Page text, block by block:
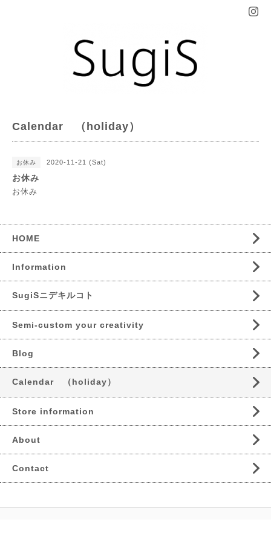
Calendar （holiday）
お休み 2020-11-21 (Sat)
お休み
お休み
HOME
Information
SugiSニデキルコト
Semi-custom your creativity
Blog
Calendar （holiday）
Store information
About
Contact